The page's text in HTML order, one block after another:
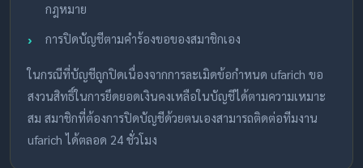
กฎหมาย
การปิดบัญชีตามคำร้องขอของสมาชิกเอง
ในกรณีที่บัญชีถูกปิดเนื่องจากการละเมิดข้อกำหนด ufarich ขอ
สงวนสิทธิ์ในการยึดยอดเงินคงเหลือในบัญชีได้ตามความเหมาะ
สม สมาชิกที่ต้องการปิดบัญชีด้วยตนเองสามารถติดต่อทีมงาน
ufarich ได้ตลอด 24 ชั่วโมง